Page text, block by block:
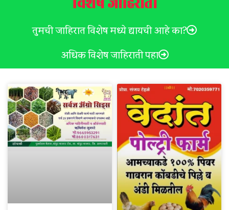
तुमची जाहिरात विशेष मध्ये द्यायची आहे का?
अधिक विशेष जाहिराती पहा